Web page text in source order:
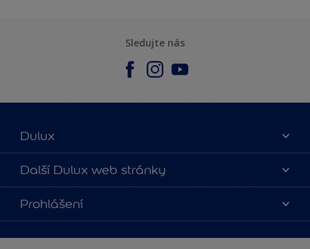
Sledujte nás
Dulux
O nás
Kontaktujte nás
Najít obchod
Další Dulux web stránky
duluxmalir.cz
duluxmaliar.sk
duluxprodejnabarev.cz
Prohlášení